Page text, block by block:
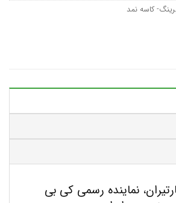
کاسه نمد
نماینده رسمی کی بی